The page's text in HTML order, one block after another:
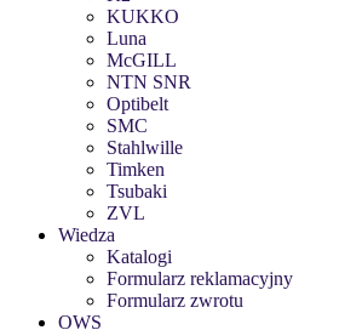
KUKKO
Luna
McGILL
NTN SNR
Optibelt
SMC
Stahlwille
Timken
Tsubaki
ZVL
Wiedza
Katalogi
Formularz reklamacyjny
Formularz zwrotu
OWS